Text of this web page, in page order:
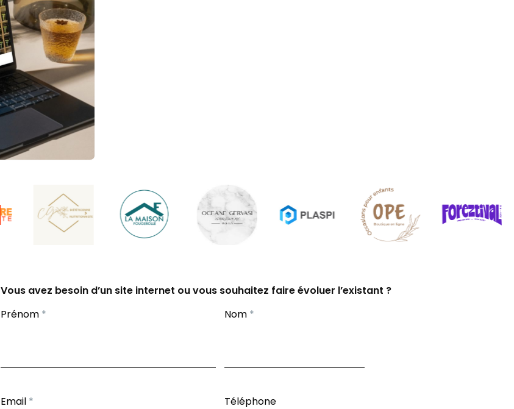
Vous avez besoin d’un site internet ou vous souhaitez faire évoluer l’existant ?
Prénom * Nom *
Email * Téléphone